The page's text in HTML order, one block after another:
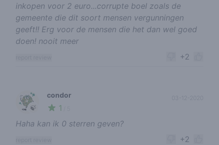
inkopen voor 2 euro...corrupte boel zoals de
gemeente die dit soort mensen vergunningen
geeft!! Erg voor de mensen die het dan wel goed
doen! nooit meer
+2
🍃
condor
1
03-12-2020
Haha kan ik 0 sterren geven?
+2